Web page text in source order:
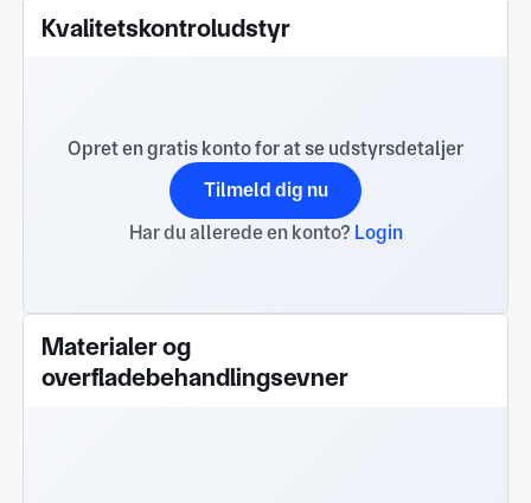
Kvalitetskontroludstyr
Opret en gratis konto for at se udstyrsdetaljer
Tilmeld dig nu
Har du allerede en konto? Login
Materialer og
overfladebehandlingsevner